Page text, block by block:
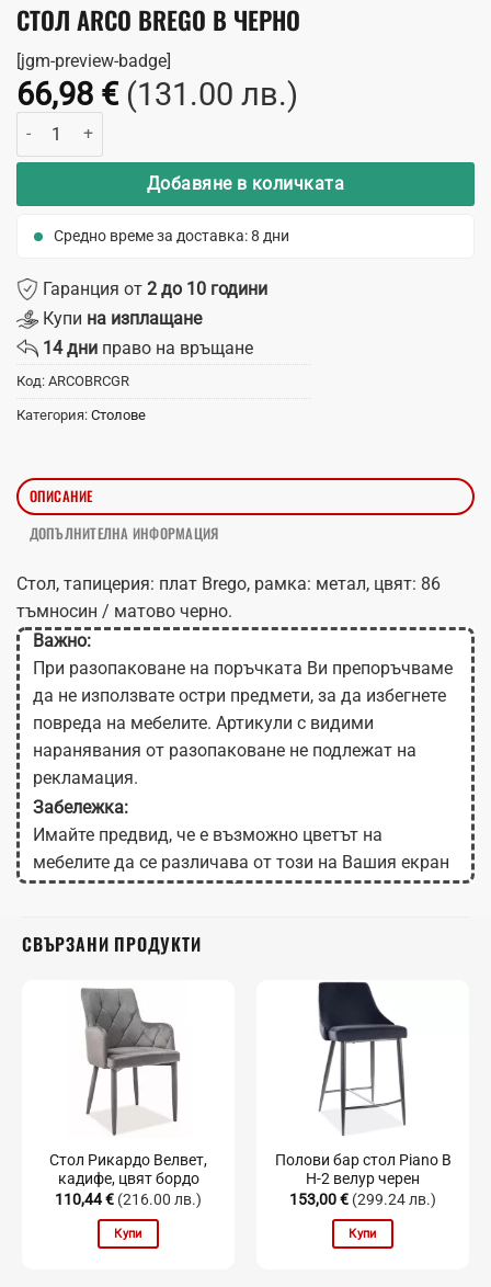
СТОЛ ARCO BREGO В ЧЕРНО
[jgm-preview-badge]
66,98 € (131.00 лв.)
количество за Стол Arco Brego в черно
Добавяне в количката
Средно време за доставка: 8 дни
Гаранция от 2 до 10 години
Купи на изплащане
14 дни право на връщане
Код: ARCOBRCGR
Категория: Столове
ОПИСАНИЕ
ДОПЪЛНИТЕЛНА ИНФОРМАЦИЯ
Стол, тапицерия: плат Brego, рамка: метал, цвят: 86
тъмносин / матово черно.
Важно:
При разопаковане на поръчката Ви препоръчваме
да не използвате остри предмети, за да избегнете
повреда на мебелите. Артикули с видими
наранявания от разопаковане не подлежат на
рекламация.
Забележка:
Имайте предвид, че е възможно цветът на
мебелите да се различава от този на Вашия екран
в зависимост от настройките на монитора.
СВЪРЗАНИ ПРОДУКТИ
Стол Рикардо Велвет,
кадифе, цвят бордо
110,44€ (216.00 лв.)
Купи
Полови бар стол Piano B
H-2 велур черен
153,00€ (299.24 лв.)
Купи